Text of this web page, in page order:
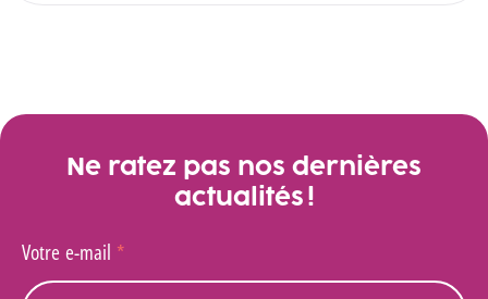
Ne ratez pas nos dernières
actualités !
Votre e-mail *